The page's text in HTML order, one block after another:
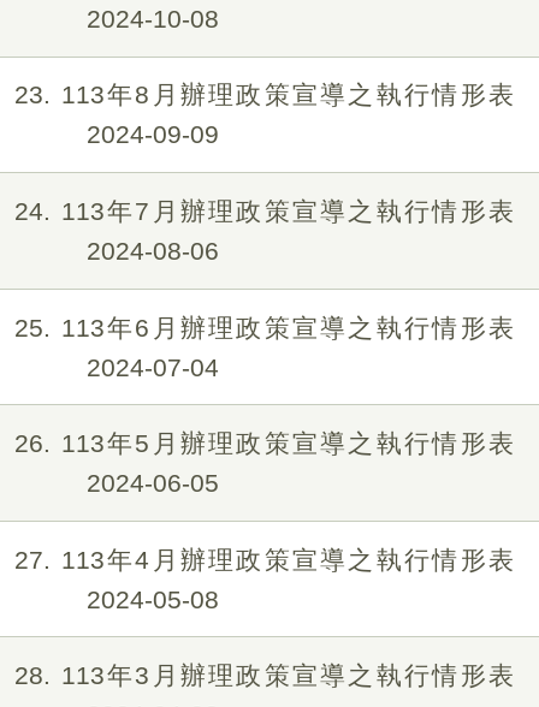
2024-10-08
23
113年8月辦理政策宣導之執行情形表
2024-09-09
24
113年7月辦理政策宣導之執行情形表
2024-08-06
25
113年6月辦理政策宣導之執行情形表
2024-07-04
26
113年5月辦理政策宣導之執行情形表
2024-06-05
27
113年4月辦理政策宣導之執行情形表
2024-05-08
28
113年3月辦理政策宣導之執行情形表